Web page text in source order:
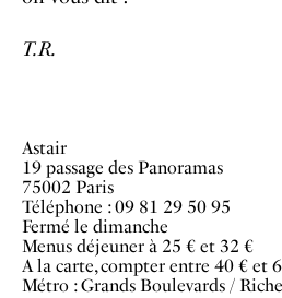
T.R.
Astair
19 passage des Panoramas
75002 Paris
Téléphone : 09 81 29 50 95
Fermé le dimanche
Menus déjeuner à 25 € et 32 €
A la carte, compter entre 40 € et
Métro : Grands Boulevards /